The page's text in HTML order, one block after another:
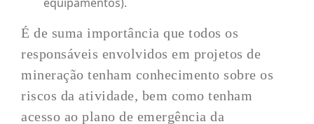
É de suma importância que todos os
responsáveis envolvidos em projetos de
mineração tenham conhecimento sobre os
riscos da atividade, bem como tenham
acesso ao plano de emergência da